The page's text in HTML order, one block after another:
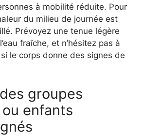
à mobilité réduite. Pour
du milieu de journée est
Prévoyez une tenue légère
fraîche, et n’hésitez pas à
le corps donne des signes de
groupes
enfants